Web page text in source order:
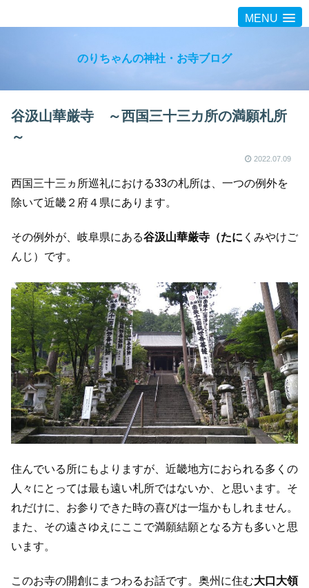
MENU
のりちゃんの神社・お寺ブログ
谷汲山華厳寺 ～西国三十三カ所の満願札所
～
2022.07.09
西国三十三ヵ所巡礼における33の札所は、一つの例外を
除いて近畿２府４県にあります。
その例外が、岐阜県にある谷汲山華厳寺（たに くみやけご
んじ）です。
住んでいる所にもよりますが、近畿地方におられる多くの
人々にとっては最も遠い札所ではないか、と思います。そ
れだけに、お参りできた時の喜びは一塩かもしれません。
また、その遠さゆえにここで満願結願となる方も多いと思
います。
このお寺の開創にまつわるお話です。奥州に住む大口大領